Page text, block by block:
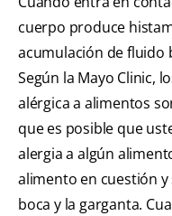
cuerpo produce
acumulación de fluido
Según la Mayo Clinic,
alérgica a alimentos
que es posible que
alergia a algún
alimento en cuestión y
boca y la garganta.